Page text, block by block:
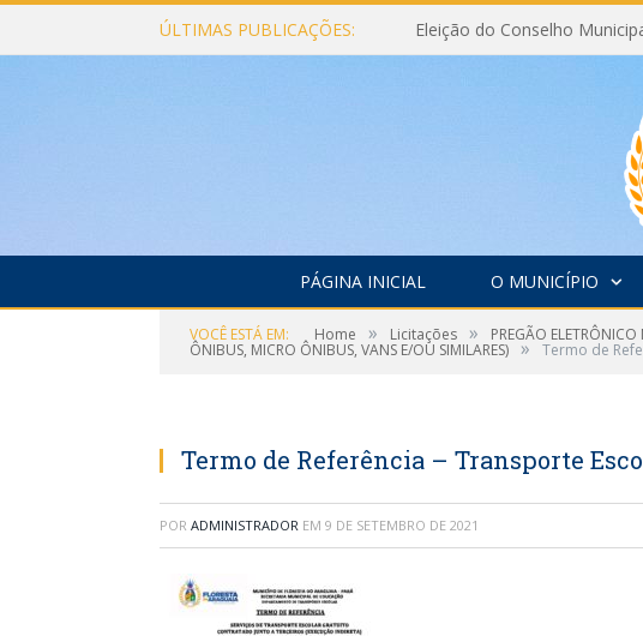
ÚLTIMAS PUBLICAÇÕES:
PÁGINA INICIAL O MUNICÍPIO
VOCÊ ESTÁ EM: Home » Licitações » PREGÃO
ÔNIBUS, MICRO ÔNIBUS, VANS E/OU SIMILARES) » Termo de
Termo de Referência – Transporte
POR ADMINISTRADOR EM 9 DE SETEMBRO DE 2021